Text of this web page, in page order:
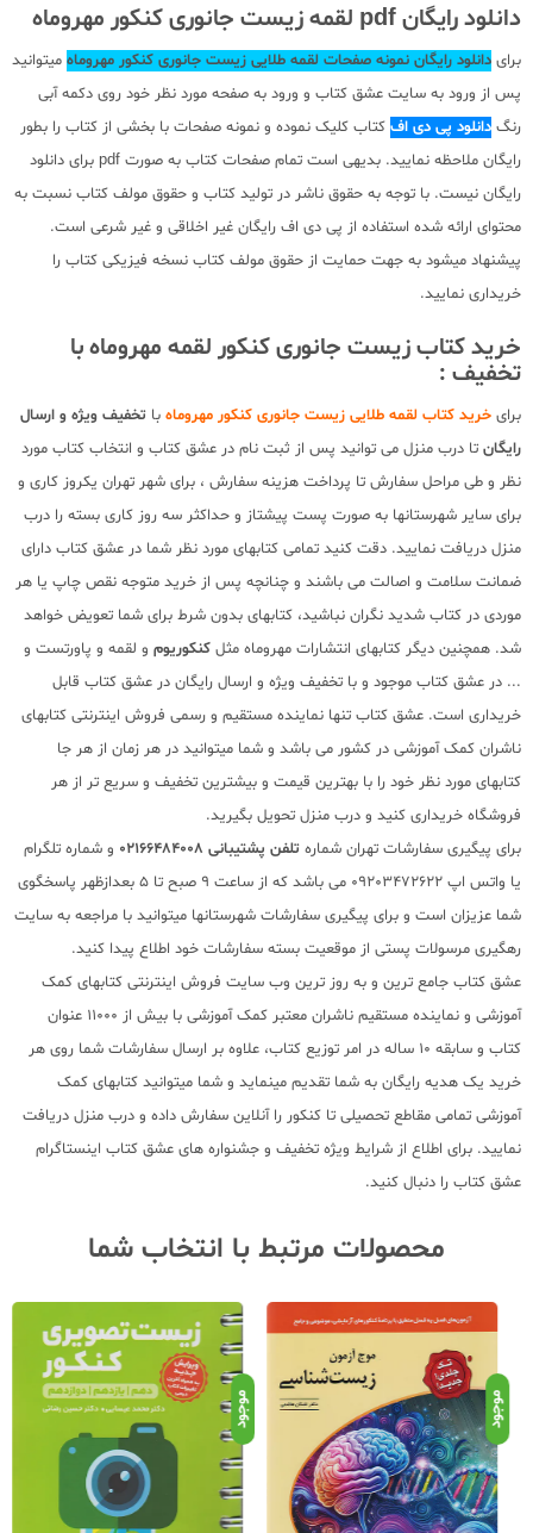
دانلود رایگان pdf لقمه زیست جانوری کنکور مهروماه
برای دانلود رایگان نمونه صفحات لقمه طلایی زیست جانوری کنکور مهروماه میتوانید
پس از ورود به سایت عشق کتاب و ورود به صفحه مورد نظر خود روی دکمه آبی
رنگ دانلود پی دی اف کتاب کلیک نموده و نمونه صفحات با بخشی از کتاب را بطور
رایگان ملاحظه نمایید. بدیهی است تمام صفحات کتاب به صورت pdf برای دانلود
رایگان نیست. با توجه به حقوق ناشر در تولید کتاب و حقوق مولف کتاب نسبت به
محتوای ارائه شده استفاده از پی دی اف رایگان غیر اخلاقی و غیر شرعی است.
پیشنهاد میشود به جهت حمایت از حقوق مولف کتاب نسخه فیزیکی کتاب را
خریداری نمایید.
خرید کتاب زیست جانوری کنکور لقمه مهروماه با
تخفیف :
برای خرید کتاب لقمه طلایی زیست جانوری کنکور مهروماه با تخفیف ویژه و ارسال
رایگان تا درب منزل می توانید پس از ثبت نام در عشق کتاب و انتخاب کتاب مورد
نظر و طی مراحل سفارش تا پرداخت هزینه سفارش ، برای شهر تهران یکروز کاری و
برای سایر شهرستانها به صورت پست پیشتاز و حداکثر سه روز کاری بسته را درب
منزل دریافت نمایید. دقت کنید تمامی کتابهای مورد نظر شما در عشق کتاب دارای
ضمانت سلامت و اصالت می باشند و چنانچه پس از خرید متوجه نقص چاپ یا هر
موردی در کتاب شدید نگران نباشید، کتابهای بدون شرط برای شما تعویض خواهد
شد. همچنین دیگر کتابهای انتشارات مهروماه مثل کنکوریوم و لقمه و پاورتست و
... در عشق کتاب موجود و با تخفیف ویژه و ارسال رایگان در عشق کتاب قابل
خریداری است. عشق کتاب تنها نماینده مستقیم و رسمی فروش اینترنتی کتابهای
ناشران کمک آموزشی در کشور می باشد و شما میتوانید در هر زمان از هر جا
کتابهای مورد نظر خود را با بهترین قیمت و بیشترین تخفیف و سریع تر از هر
فروشگاه خریداری کنید و درب منزل تحویل بگیرید.
برای پیگیری سفارشات تهران شماره تلفن پشتیبانی 02166484008
و شماره تلگرام
یا واتس اپ 09203472622 می باشد که از ساعت 9 صبح تا 5 بعدازظهر پاسخگوی
شما عزیزان است و برای پیگیری سفارشات شهرستانها میتوانید با مراجعه به سایت
رهگیری مرسولات پستی از موقعیت بسته سفارشات خود اطلاع پیدا کنید.
عشق کتاب جامع ترین و به روز ترین وب سایت فروش اینترنتی کتابهای کمک
آموزشی و نماینده مستقیم ناشران معتبر کمک آموزشی با بیش از 11000 عنوان
کتاب و سابقه 10 ساله در امر توزیع کتاب، علاوه بر ارسال سفارشات شما روی هر
خرید یک هدیه رایگان به شما تقدیم مینماید و شما میتوانید کتابهای کمک
آموزشی تمامی مقاطع تحصیلی تا کنکور را آنلاین سفارش داده و درب منزل دریافت
نمایید. برای اطلاع از شرایط ویژه تخفیف و جشنواره های عشق کتاب اینستاگرام
عشق کتاب را دنبال کنید.
محصولات مرتبط با انتخاب شما
موجود موجود